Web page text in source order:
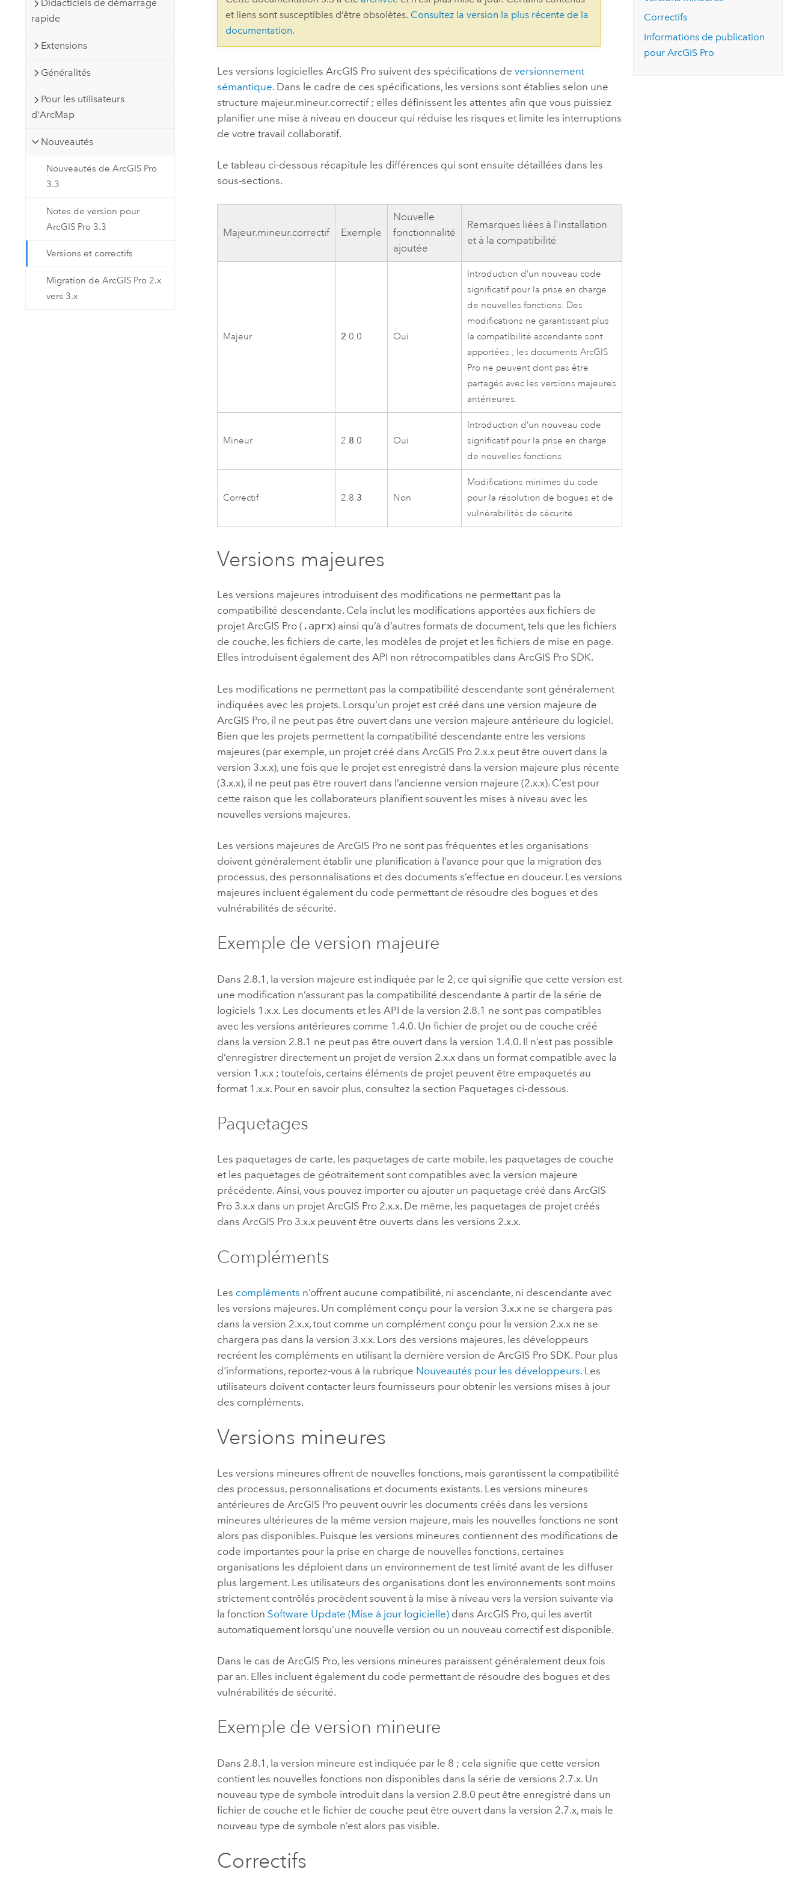
cartographie et d’analyse spatiale
essai gratuit.
Ressources naturelles Explorer ce cours
professionnels et
perspectives et
l’univers
Tous les récits
Lire le récit
Didacticiels de démarrage
rapide
Extensions
Généralités
Pour les utilisateurs
d'ArcMap
Nouveautés
Nouveautés de ArcGIS Pro
3.3
Notes de version pour
ArcGIS Pro 3.3
Versions et correctifs
Migration de ArcGIS Pro 2.x
vers 3.x
et liens sont susceptibles d’être obsolètes. Consultez la version la plus récente de la
documentation.
Les versions logiciellesArcGIS Pro suivent des spécifications deversionnement
sémantique. Dans le cadre de ces spécifications, les versions sont établies selon une
structure majeur.mineur.correctif ; elles définissent les attentes afin que vous puissiez
planifier une mise à niveau en douceur qui réduise les risques et limite les interruptions
de votre travail collaboratif.
Le tableau ci-dessous récapitule les différences qui sont ensuite détaillées dans les
sous-sections.
Majeur.mineur.correctif Exemple
Nouvelle
fonctionnalité
ajoutée
Remarques liées à l’installation
et à la compatibilité
Majeur 2.0.0 Oui
Introduction d’un nouveau code
significatif pour la prise en charge
de nouvelles fonctions. Des
modifications ne garantissant plus
la compatibilité ascendante sont
apportées ; les documentsArcGIS
Pro ne peuvent dont pas être
partagés avec les versions majeures
antérieures.
Mineur 2.8.0 Oui
Introduction d’un nouveau code
significatif pour la prise en charge
de nouvelles fonctions.
Correctif 2.8.3 Non
Modifications minimes du code
pour la résolution de bogues et de
vulnérabilités de sécurité.
Versions majeures
Les versions majeures introduisent des modifications ne permettant pas la
compatibilité descendante. Cela inclut les modifications apportées aux fichiers de
projetArcGIS Pro ( .aprx) ainsi qu’à d’autres formats de document, tels que les fichiers
de couche, les fichiers de carte, les modèles de projet et les fichiers de mise en page.
Elles introduisent également des API non rétrocompatibles dansArcGIS Pro SDK.
Les modifications ne permettant pas la compatibilité descendante sont généralement
indiquées avec les projets. Lorsqu‘un projet est créé dans une version majeure de
ArcGIS Pro, il ne peut pas être ouvert dans une version majeure antérieure du logiciel.
Bien que les projets permettent la compatibilité descendante entre les versions
majeures (par exemple, un projet créé dansArcGIS Pro 2.x.x peut être ouvert dans la
version 3.x.x), une fois que le projet est enregistré dans la version majeure plus récente
(3.x.x), il ne peut pas être rouvert dans l’ancienne version majeure (2.x.x). C’est pour
cette raison que les collaborateurs planifient souvent les mises à niveau avec les
nouvelles versions majeures.
Les versions majeures deArcGIS Pro ne sont pas fréquentes et les organisations
doivent généralement établir une planification à l’avance pour que la migration des
processus, des personnalisations et des documents s’effectue en douceur. Les versions
majeures incluent également du code permettant de résoudre des bogues et des
vulnérabilités de sécurité.
Exemple de version majeure
Dans 2.8.1, la version majeure est indiquée par le 2, ce qui signifie que cette version est
une modification n’assurant pas la compatibilité descendante à partir de la série de
logiciels 1.x.x. Les documents et les API de la version 2.8.1 ne sont pas compatibles
avec les versions antérieures comme 1.4.0. Un fichier de projet ou de couche créé
dans la version 2.8.1 ne peut pas être ouvert dans la version 1.4.0. Il n’est pas possible
d’enregistrer directement un projet de version 2.x.x dans un format compatible avec la
version 1.x.x ; toutefois, certains éléments de projet peuvent être empaquetés au
format 1.x.x. Pour en savoir plus, consultez la section Paquetages ci-dessous.
Paquetages
Les paquetages de carte, les paquetages de carte mobile, les paquetages de couche
et les paquetages de géotraitement sont compatibles avec la version majeure
précédente. Ainsi, vous pouvez importer ou ajouter un paquetage créé dansArcGIS
Pro 3.x.x dans un projetArcGIS Pro 2.x.x. De même, les paquetages de projet créés
dansArcGIS Pro 3.x.x peuvent être ouverts dans les versions 2.x.x.
Compléments
Les compléments n’offrent aucune compatibilité, ni ascendante, ni descendante avec
les versions majeures. Un complément conçu pour la version 3.x.x ne se chargera pas
dans la version 2.x.x, tout comme un complément conçu pour la version 2.x.x ne se
chargera pas dans la version 3.x.x. Lors des versions majeures, les développeurs
recréent les compléments en utilisant la dernière version deArcGIS Pro SDK. Pour plus
d'informations, reportez-vous à la rubrique Nouveautés pour les développeurs. Les
utilisateurs doivent contacter leurs fournisseurs pour obtenir les versions mises à jour
des compléments.
Versions mineures
Les versions mineures offrent de nouvelles fonctions, mais garantissent la compatibilité
des processus, personnalisations et documents existants. Les versions mineures
antérieures deArcGIS Pro peuvent ouvrir les documents créés dans les versions
mineures ultérieures de la même version majeure, mais les nouvelles fonctions ne sont
alors pas disponibles. Puisque les versions mineures contiennent des modifications de
code importantes pour la prise en charge de nouvelles fonctions, certaines
organisations les déploient dans un environnement de test limité avant de les diffuser
plus largement. Les utilisateurs des organisations dont les environnements sont moins
strictement contrôlés procèdent souvent à la mise à niveau vers la version suivante via
la fonction Software Update (Mise à jour logicielle) dansArcGIS Pro, qui les avertit
automatiquement lorsqu’une nouvelle version ou un nouveau correctif est disponible.
Dans le cas deArcGIS Pro, les versions mineures paraissent généralement deux fois
par an. Elles incluent également du code permettant de résoudre des bogues et des
vulnérabilités de sécurité.
Exemple de version mineure
Dans 2.8.1, la version mineure est indiquée par le 8 ; cela signifie que cette version
contient les nouvelles fonctions non disponibles dans la série de versions 2.7.x. Un
nouveau type de symbole introduit dans la version 2.8.0 peut être enregistré dans un
fichier de couche et le fichier de couche peut être ouvert dans la version 2.7.x, mais le
nouveau type de symbole n’est alors pas visible.
Correctifs
Correctifs
Informations de publication
pourArcGIS Pro